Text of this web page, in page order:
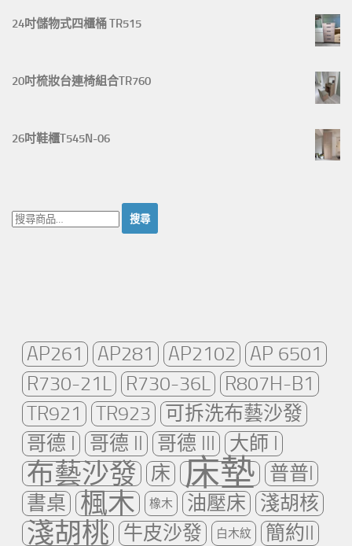
24吋儲物式四櫃桶 TR515
20吋梳妝台連椅組合TR760
26吋鞋櫃T545N-06
搜
尋：
AP261 AP281 AP2102
AP 6501
R730-21L
R730-36L
R807H-B1
TR921
TR923
可拆洗布藝沙發
哥德 I
哥德 II 哥德 III 大師 I
布藝沙發 床 床墊
普普I
書桌
楓木 橡木 油壓床 淺胡核
淺胡桃 牛皮沙發 白木紋 簡約II